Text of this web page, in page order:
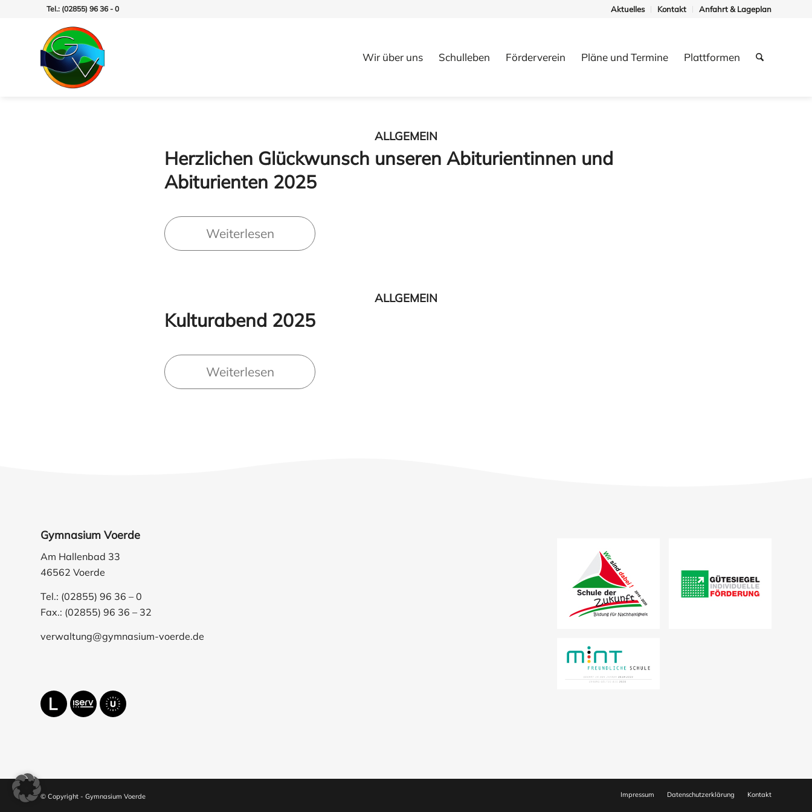
Aktuelles Kontakt Anfahrt & Lageplan
Tel.: (02855) 96 36 - 0
Wir über uns Schulleben Förderverein Pläne und Termine Plattformen
ALLGEMEIN
Herzlichen Glückwunsch unseren Abiturientinnen und
Abiturienten 2025
Weiterlesen
ALLGEMEIN
Kulturabend 2025
Weiterlesen
Gymnasium Voerde
Am Hallenbad 33
46562 Voerde
Tel.: (02855) 96 36 – 0
Fax.: (02855) 96 36 – 32
verwaltung@gymnasium-voerde.de
© Copyright - Gymnasium Voerde Impressum Datenschutzerklärung Kontakt